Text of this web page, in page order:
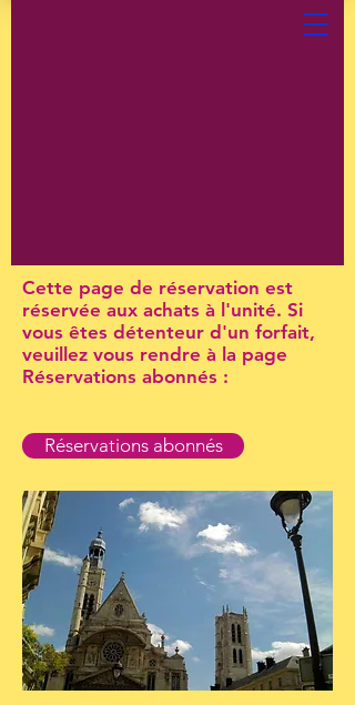
Cette page de réservation est
réservée aux achats à l'unité. Si
vous êtes détenteur d'un forfait,
veuillez vous rendre à la page
Réservations abonnés :
Réservations abonnés